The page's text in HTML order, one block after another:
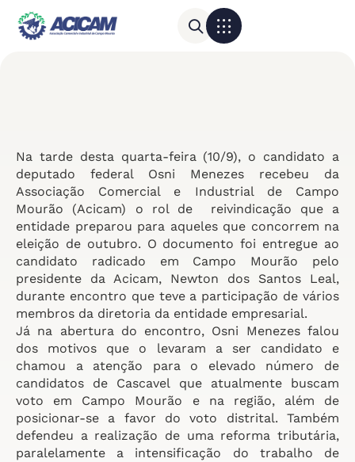
Na tarde desta quarta-feira (10/9), o candidato a
deputado federal Osni Menezes recebeu da
Associação Comercial e Industrial de Campo
Mourão (Acicam) o rol de reivindicação que a
entidade preparou para aqueles que concorrem na
eleição de outubro. O documento foi entregue ao
candidato radicado em Campo Mourão pelo
presidente da Acicam, Newton dos Santos Leal,
durante encontro que teve a participação de vários
membros da diretoria da entidade empresarial.
Já na abertura do encontro, Osni Menezes falou
dos motivos que o levaram a ser candidato e
chamou a atenção para o elevado número de
candidatos de Cascavel que atualmente buscam
voto em Campo Mourão e na região, além de
posicionar-se a favor do voto distrital. Também
defendeu a realização de uma reforma tributária,
paralelamente a intensificação do trabalho de